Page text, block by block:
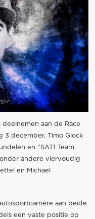
aan de Race
3 december. Timo Glock
en "SAT1 Team
andere viervoudig
en Michael
aan beide
een vaste positie op